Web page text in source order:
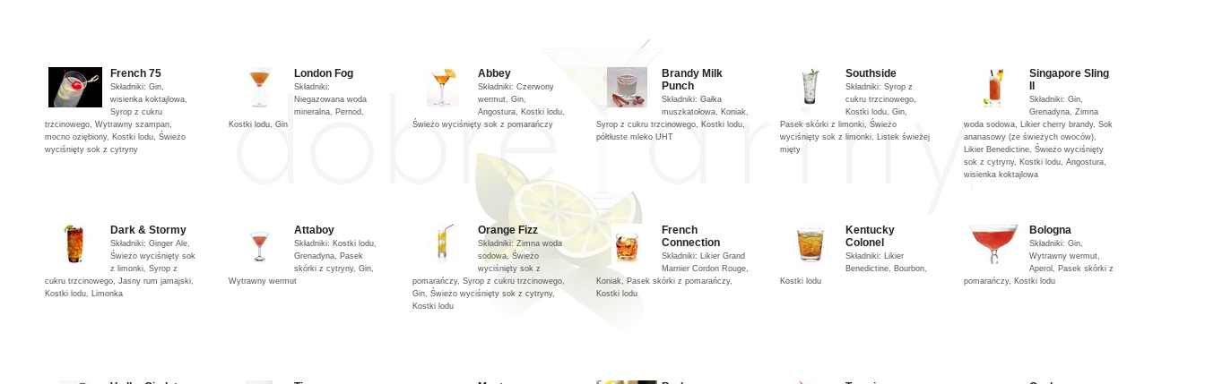
French 75
Składniki: Gin,
wisienka koktajlowa,
Syrop z cukru
trzcinowego, Wytrawny szampan,
mocno oziębiony, Kostki lodu, Świeżo
wyciśnięty sok z cytryny
London Fog
Składniki:
Niegazowana woda
mineralna, Pernod,
Kostki lodu, Gin
Abbey
Składniki: Czerwony
wermut, Gin,
Angostura, Kostki lodu,
Świeżo wyciśnięty sok z pomarańczy
Brandy Milk
Punch
Składniki: Gałka
muszkatołowa, Koniak,
Syrop z cukru trzcinowego, Kostki lodu,
półtłuste mleko UHT
Southside
Składniki: Syrop z
cukru trzcinowego,
Kostki lodu, Gin,
Pasek skórki z limonki, Świeżo
wyciśnięty sok z limonki, Listek świeżej
mięty
Singapore Sling
Składniki: Gin,
Grenadyna, Zimna
woda sodowa, Likier cherry brandy, Sok
ananasowy (ze świeżych owoców),
Likier Benedictine, Świeżo wyciśnięty
sok z cytryny, Kostki lodu, Angostura,
wisienka koktajlowa
Dark & Stormy
Składniki: Ginger Ale,
Świeżo wyciśnięty sok
z limonki, Syrop z
cukru trzcinowego, Jasny rum jamajski,
Kostki lodu, Limonka
Attaboy
Składniki: Kostki lodu,
Grenadyna, Pasek
skórki z cytryny, Gin,
Wytrawny wermut
Orange Fizz
Składniki: Zimna woda
sodowa, Świeżo
wyciśnięty sok z
pomarańczy, Syrop z cukru trzcinowego,
Gin, Świeżo wyciśnięty sok z cytryny,
Kostki lodu
French
Connection
Składniki: Likier Grand
Marnier Cordon Rouge,
Koniak, Pasek skórki z pomarańczy,
Kostki lodu
Kentucky
Colonel
Składniki: Likier
Benedictine, Bourbon,
Kostki lodu
Bologna
Składniki: Gin,
Wytrawny wermut,
Aperol, Pasek skórki z
pomarańczy, Kostki lodu